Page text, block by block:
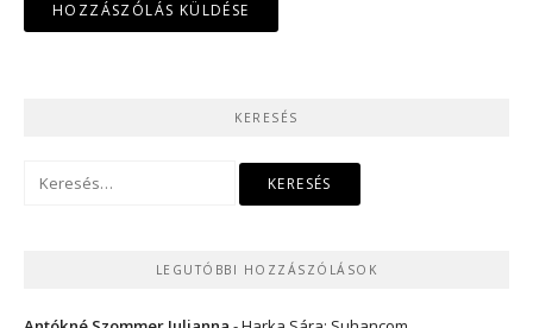
KERESÉS
LEGUTÓBBI HOZZÁSZÓLÁSOK